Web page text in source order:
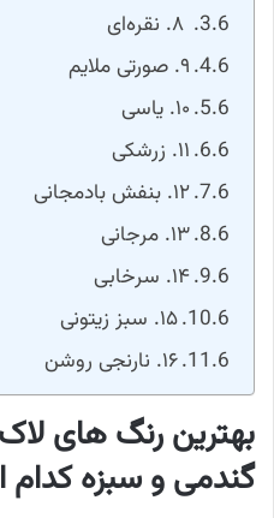
۸. نقره‌ای
۹. صورتی ملایم
۱۰. یاسی
۱۱. زرشکی
۱۲. بنفش بادمجانی
۱۳. مرجانی
۱۴. سرخابی
۱۵. سبز زیتونی
۱۶. نارنجی روشن
بهترین رنگ های
گندمی و سبزه